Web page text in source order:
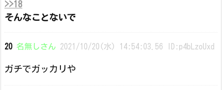
>>18
そんなことないで
20 名無しさん 2021/10/20(水) 14:54:03.56 ID:p4bLzoUxd
ガチでガッカリや